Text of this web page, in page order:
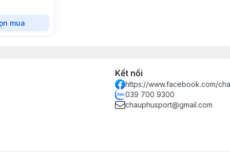
mua
Kết nối
https://www.facebook.com/
039 700 9300
chauphusport@gmail.com